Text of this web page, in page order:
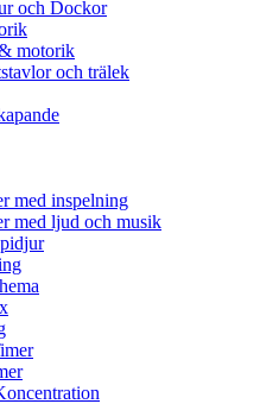
och Dockor
motorik
och trälek
med inspelning
med ljud och musik